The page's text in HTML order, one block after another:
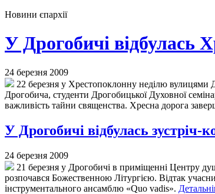
Новини єпархії
У Дрогобичі відбулась
24 березня 2009
22 березня у Хрестопоклонну неділю
Дрогобича, студенти Дрогобицької Духовної
важливість тайни священства. Хресна дорога
У Дрогобичі відбулась зустріч-
24 березня 2009
21 березня у Дрогобичі в приміщенні Центру
розпочався Божественною Літургією. Відтак
інструментального ансамблю «Quo vadis».